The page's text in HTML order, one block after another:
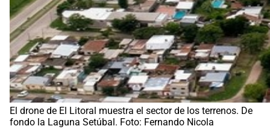
El drone de El Litoral muestra el sector de los terrenos. De
fondo la Laguna Setúbal. Foto: Fernando Nicola